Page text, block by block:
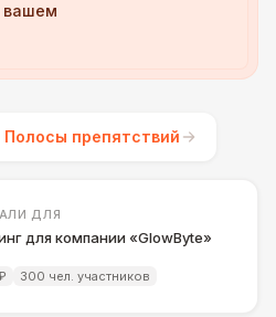
вашем
Полосы препятствий
ДЛЯ
для компании «GlowByte»
300 чел. участников